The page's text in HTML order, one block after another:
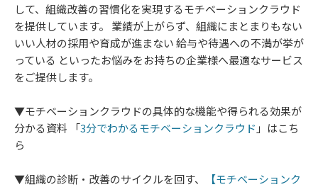
して、組織改善の習慣化を実現するモチベーションクラウド
を提供しています。 業績が上がらず、組織にまとまりもない
いい人材の採用や育成が進まない 給与や待遇への不満が挙が
っている といったお悩みをお持ちの企業様へ最適なサービス
をご提供します。
▼モチベーションクラウドの具体的な機能や得られる効果が
分かる資料 「3分でわかるモチベーションクラウド 」はこち
ら
▼組織の診断・改善のサイクルを回す、
【モチベーションク